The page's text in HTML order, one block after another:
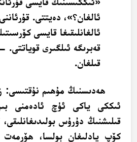
ئالغان؟»، دەيتتى.
ئالغانلىقىغا قايسى
قەبرىگە ئىلگىرى قوياتتى.
قىلغان.
ھەدىسنىڭ مۇھىم نۇقتىسى:
ئىككى ياكى ئۈچ ئادەمنى
قىلىشنىڭ دۇرۇس
كۆپ يادلىغان بولسا،